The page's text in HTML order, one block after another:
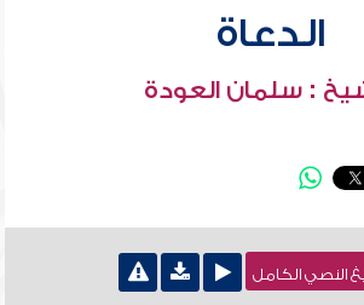
الدعاة
: سلمان العودة
النصي الكامل